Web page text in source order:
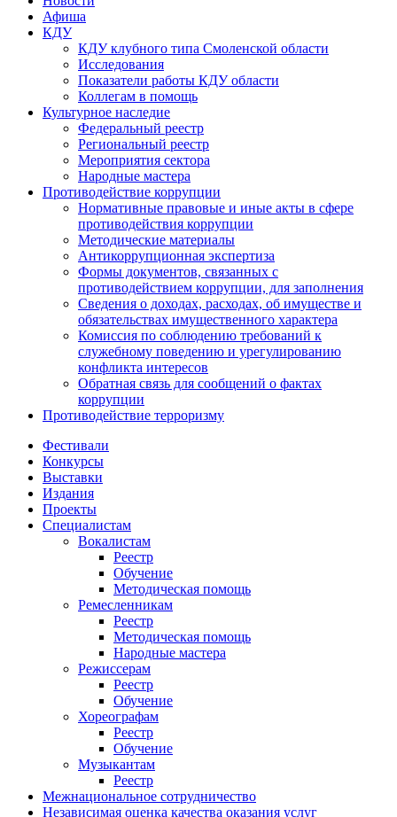
Афиша
КДУ
КДУ клубного типа Смоленской области
Исследования
Показатели работы КДУ области
Коллегам в помощь
Культурное наследие
Федеральный реестр
Региональный реестр
Мероприятия сектора
Народные мастера
Противодействие коррупции
Нормативные правовые и иные акты в сфере
противодействия коррупции
Методические материалы
Антикоррупционная экспертиза
Формы документов, связанных с
противодействием коррупции, для заполнения
Сведения о доходах, расходах, об имуществе и
обязательствах имущественного характера
Комиссия по соблюдению требований к
служебному поведению и урегулированию
конфликта интересов
Обратная связь для сообщений о фактах
коррупции
Противодействие терроризму
Фестивали
Конкурсы
Выставки
Издания
Проекты
Специалистам
Вокалистам
Реестр
Обучение
Методическая помощь
Ремесленникам
Реестр
Методическая помощь
Народные мастера
Режиссерам
Реестр
Обучение
Хореографам
Реестр
Обучение
Музыкантам
Реестр
Межнациональное сотрудничество
Независимая оценка качества оказания услуг